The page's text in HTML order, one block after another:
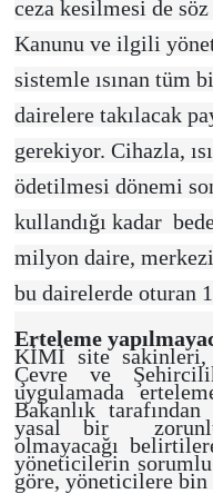
ceza kesilmesi de
Kanunu ve ilgili
sistemle ısınan tüm
dairelere takılacak
gerekiyor. Cihazla,
ödetilmesi dönemi
kullandığı kadar
milyon daire, merkezi
bu dairelerde
Erteleme
KİMİ site sakinleri,
Çevre ve
uygulamada
Bakanlık
yasal bir
olmayacağı
yöneticilerin
göre, yöneticilere bin